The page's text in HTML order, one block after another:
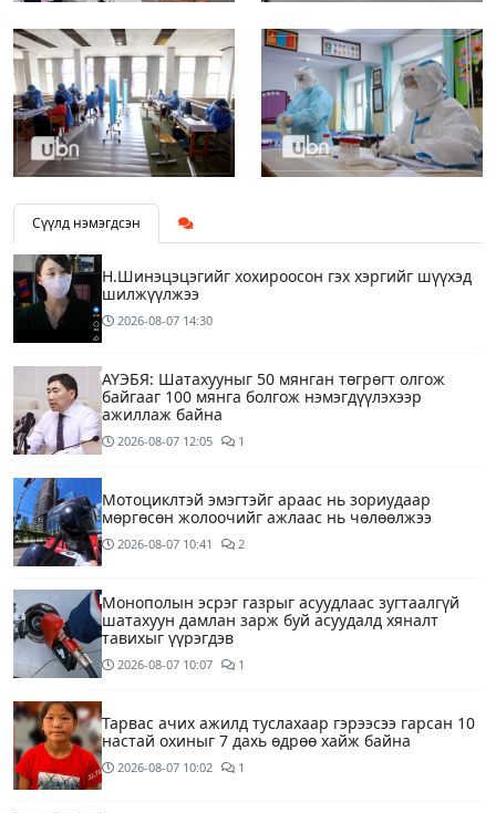
Сүүлд нэмэгдсэн
Н.Шинэцэцэгийг хохироосон гэх хэргийг шүүхэд
шилжүүлжээ
2026-08-07 14:30
АҮЭБЯ: Шатахууныг 50 мянган төгрөгт олгож
байгааг 100 мянга болгож нэмэгдүүлэхээр
ажиллаж байна
2026-08-07 12:05 1
Мотоциклтэй эмэгтэйг араас нь зориудаар
мөргөсөн жолоочийг ажлаас нь чөлөөлжээ
2026-08-07 10:41 2
Монополын эсрэг газрыг асуудлаас зугтаалгүй
шатахуун дамлан зарж буй асуудалд хяналт
тавихыг үүрэгдэв
2026-08-07 10:07 1
Тарвас ачих ажилд туслахаар гэрээсээ гарсан 10
настай охиныг 7 дахь өдрөө хайж байна
2026-08-07 10:02 1